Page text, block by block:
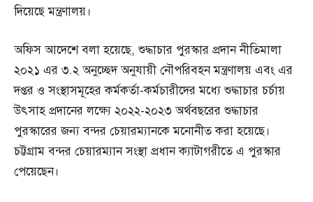
দিয়েছে মন্ত্রণালয়।
অফিস আদেশে বলা হয়েছে, শুদ্ধাচার পুরস্কার প্রদান নীতিমালা
২০২১ এর ৩.২ অনুচ্ছেদ অনুযায়ী নৌপরিবহন মন্ত্রণালয় এবং এর
দপ্তর ও সংস্থাসমূহের কর্মকর্তা-কর্মচারীদের মধ্যে শুদ্ধাচার চর্চায়
উৎসাহ প্রদানের লক্ষ্যে ২০২২-২০২৩ অর্থবছরের শুদ্ধাচার
পুরস্কারের জন্য বন্দর চেয়ারম্যানকে মনোনীত করা হয়েছে।
চট্টগ্রাম বন্দর চেয়ারম্যান সংস্থা প্রধান ক্যাটাগরীতে এ পুরস্কার
পেয়েছেন।